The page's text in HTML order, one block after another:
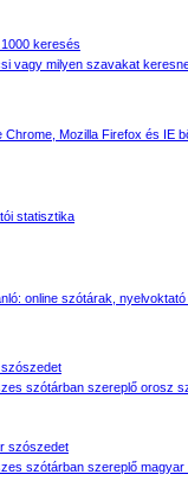
keresés
vagy milyen szavakat
Chrome, Mozilla Firefox és IE
statisztika
online szótárak, nyelvoktató
szótárban szereplő orosz
szószedet
szótárban szereplő magyar